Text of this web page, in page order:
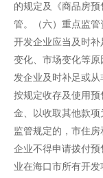
的规定及《商品房
管。（六）重点监管
开发企业应当及时
变化、市场变化等
发企业及时补足或
按规定收存及使用
金、以收取其他款
监管规定的，市住
企业不得申请拨付
业在海口市所有开